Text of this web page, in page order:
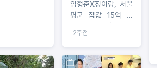
임형준X정이랑, 서울
평균 집값 15억 시
대 아파트' 찾았다
2주전